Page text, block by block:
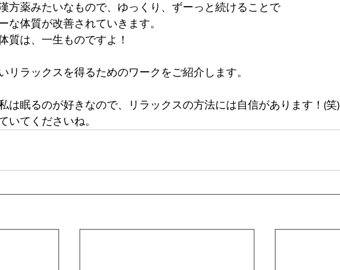
方薬みたいなもので、ゆっくり、ずーっと続けることで
な体質が改善されていきます。
質は、一生ものですよ！
リラックスを得るためのワークをご紹介します。
は眠るのが好きなので、リラックスの方法には自信があります！(笑)
いてくださいね。